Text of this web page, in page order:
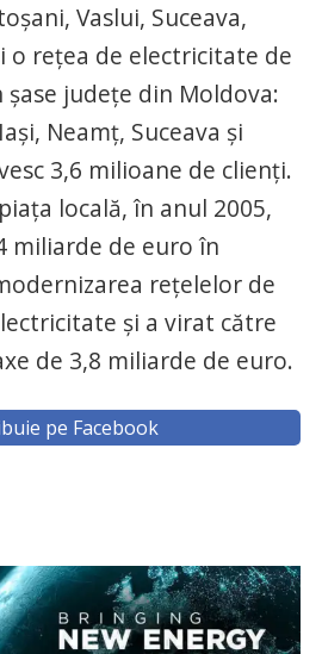
Vaslui, Suceava,
o reţea de electricitate de
şase judeţe din Moldova:
Neamţ, Suceava şi
3,6 milioane de clienţi.
locală, în anul 2005,
miliarde de euro în
reţelelor de
şi a virat către
de 3,8 miliarde de euro.
pe Facebook